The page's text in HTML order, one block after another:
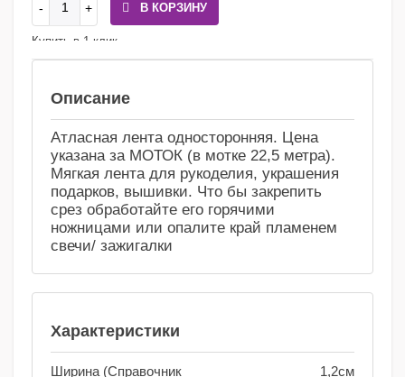
В КОРЗИНУ
Купить в 1 клик
Описание
Атласная лента односторонняя. Цена
указана за МОТОК (в мотке 22,5 метра).
Мягкая лента для рукоделия, украшения
подарков, вышивки. Что бы закрепить
срез обработайте его горячими
ножницами или опалите край пламенем
свечи/ зажигалки
Характеристики
Ширина (Справочник
1,2см